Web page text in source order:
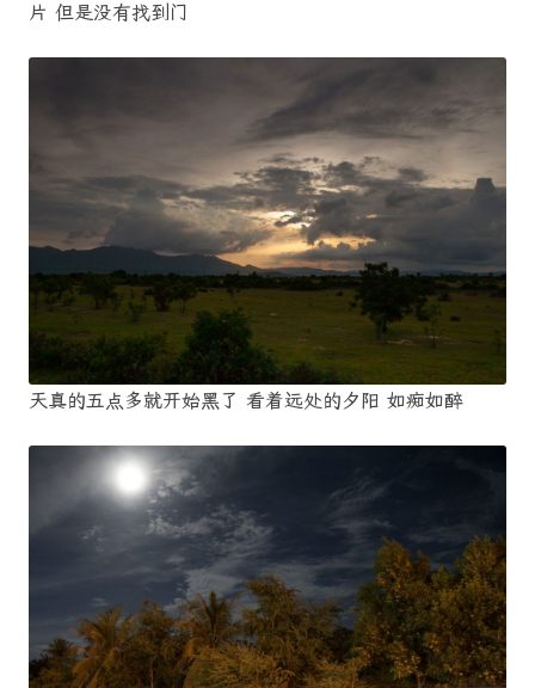
片 但是没有找到门
天真的五点多就开始黑了 看着远处的夕阳 如痴如醉